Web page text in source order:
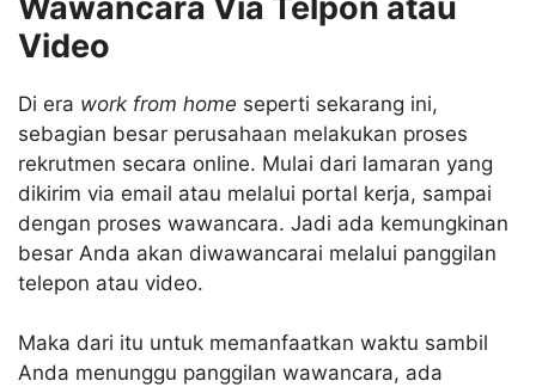
Video
Di era work from home seperti sekarang ini,
sebagian besar perusahaan melakukan proses
rekrutmen secara online. Mulai dari lamaran yang
dikirim via email atau melalui portal kerja, sampai
dengan proses wawancara. Jadi ada kemungkinan
besar Anda akan diwawancarai melalui panggilan
telepon atau video.
Maka dari itu untuk memanfaatkan waktu sambil
Anda menunggu panggilan wawancara, ada